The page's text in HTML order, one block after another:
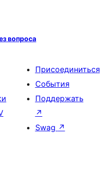
вопроса
Присоединиться
События
Поддержать
↗
Swag ↗